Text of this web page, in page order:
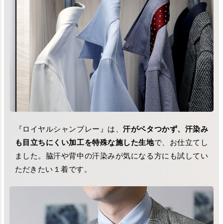
『ロイヤルシャンブレー』は、汗がベタつかず、汗染み
も目立ちにくい加工を特殊な施した生地で、お仕立てし
ました。脇汗や背中の汗染みが気になる方にも試してい
ただきたい１着です。